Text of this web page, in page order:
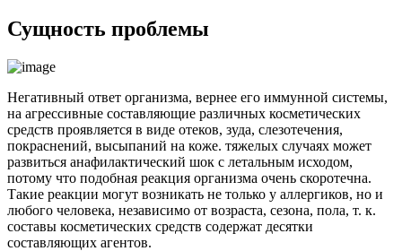
Сущность проблемы
Негативный ответ организма, вернее его иммунной системы,
на агрессивные составляющие различных косметических
средств проявляется в виде отеков, зуда, слезотечения,
покраснений, высыпаний на коже. тяжелых случаях может
развиться анафилактический шок с летальным исходом,
потому что подобная реакция организма очень скоротечна.
Такие реакции могут возникать не только у аллергиков, но и
любого человека, независимо от возраста, сезона, пола, т. к.
составы косметических средств содержат десятки
составляющих агентов.